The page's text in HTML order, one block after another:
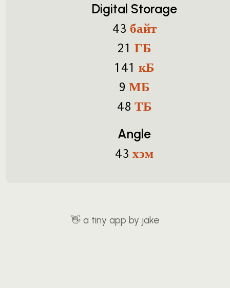
Digital Storage
43 байт
21 ГБ
141 кБ
9 МБ
48 ТБ
Angle
43 хэм
👋 a tiny app by jake